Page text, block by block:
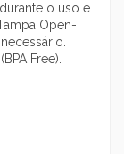
o uso e
Open-
Free).